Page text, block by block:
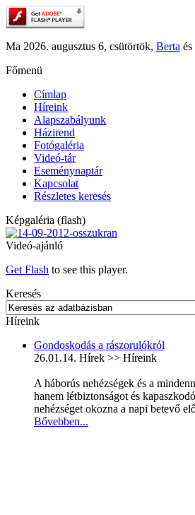
Ma 2026. augusztus 6, csütörtök, Berta és
Főmenü
Címlap
Híreink
Alapszabályunk
Házirend
Fotógaléria
Videó-tár
Eseménynaptár
Kapcsolat
Részletes keresés
Képgaléria (flash)
Videó-ajánló
Get Flash to see this player.
Keresés
Híreink
Gondoskodás a rászorulókról
26.01.14. Hírek >> Híreink
A háborús nehézségek és a
hanem létbiztonságot és
nehézséget okozna a napi betevő
Bővebben...